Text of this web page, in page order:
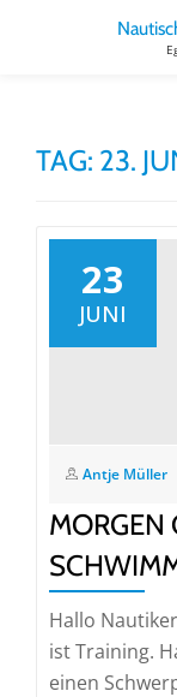
TAG: 23.
23
JUNI
Antje Müller
MORGEN
Hallo
ist Training.
einen